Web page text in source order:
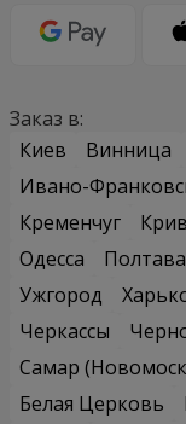
Заказ в:
Киев
Винница
Ивано-
Кременчуг
Одесса
Полтава
Ужгород
Черкассы
Самар
Белая Церковь